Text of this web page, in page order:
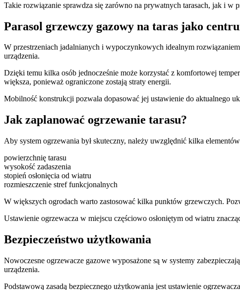
Takie rozwiązanie sprawdza się zarówno na prywatnych tarasach, jak i w
Parasol grzewczy gazowy na taras jako
W przestrzeniach jadalnianych i wypoczynkowych idealnym
urządzenia.
Dzięki temu kilka osób jednocześnie może korzystać z komfortowej
większa, ponieważ ograniczone zostają straty energii.
Mobilność konstrukcji pozwala dopasować jej ustawienie do aktualnego
Jak zaplanować ogrzewanie tarasu?
Aby system ogrzewania był skuteczny, należy uwzględnić kilka
powierzchnię tarasu
wysokość zadaszenia
stopień osłonięcia od wiatru
rozmieszczenie stref funkcjonalnych
W większych ogrodach warto zastosować kilka punktów grzewczych.
Ustawienie ogrzewacza w miejscu częściowo osłoniętym od wiatru
Bezpieczeństwo użytkowania
Nowoczesne ogrzewacze gazowe wyposażone są w systemy
urządzenia.
Podstawową zasadą bezpiecznego użytkowania jest ustawienie